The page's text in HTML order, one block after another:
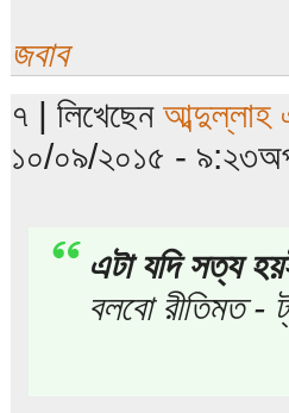
জবাব
৭ | লিখেছেন
১০/০৯/২০১৫ -
এটা যদি সত্য
বলবো রীতিমত -